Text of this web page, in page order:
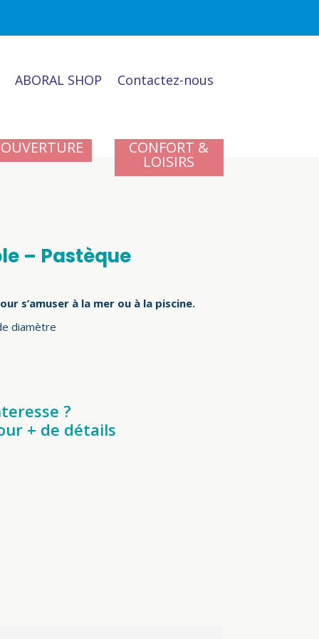
ABORAL SHOP Contactez-nous
CONFORT &
LOISIRS
– Pastèque
s’amuser à la mer ou à la piscine.
diamètre
?
+ de détails